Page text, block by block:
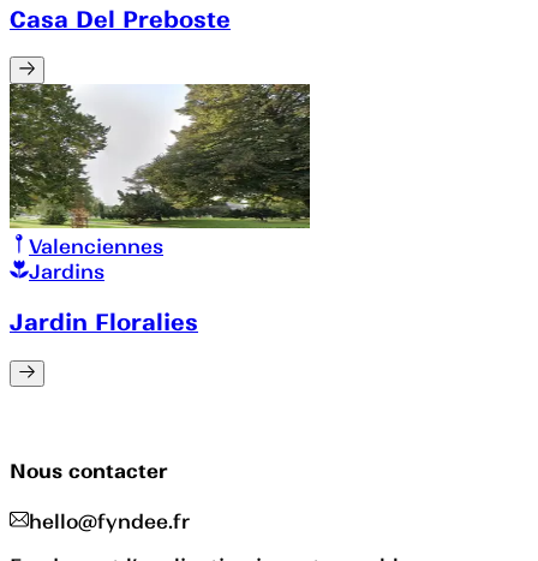
Casa Del Preboste
Valenciennes
Jardins
Jardin Floralies
Nous contacter
hello@fyndee.fr